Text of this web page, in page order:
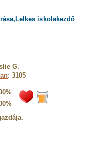
iskolakezdő
G.
: 3105